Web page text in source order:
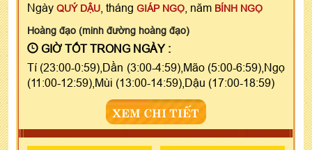
Ngày QUÝ DẬU , tháng GIÁP NGỌ , năm BÍNH NGỌ
Hoàng đạo (minh đường hoàng đạo)
GIỜ TỐT TRONG NGÀY :
Tí (23:00-0:59),Dần (3:00-4:59),Mão (5:00-6:59),Ngọ
(11:00-12:59),Mùi (13:00-14:59),Dậu (17:00-18:59)
XEM CHI TIẾT